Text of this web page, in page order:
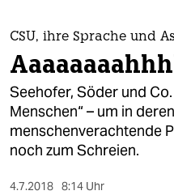
themen
politik
öko
gesellschaft
kultur
CSU, ihre Sprache und
Seehofer, Söder und
Menschen“ – um in
menschenverachtende
noch zum Schreien.
4.7.2018 8:14 Uhr